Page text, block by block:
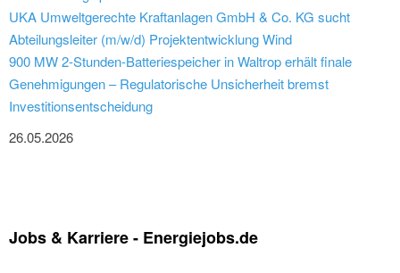
UKA Umweltgerechte Kraftanlagen GmbH & Co. KG sucht
Abteilungsleiter (m/w/d) Projektentwicklung Wind
900 MW 2-Stunden-Batteriespeicher in Waltrop erhält finale
Genehmigungen – Regulatorische Unsicherheit bremst
Investitionsentscheidung
26.05.2026
Jobs & Karriere - Energiejobs.de